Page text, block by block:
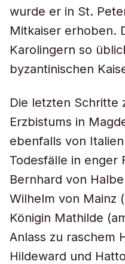
wurde er in St.
Mitkaiser erhoben.
Karolingern so
byzantinischen
Die letzten Schritte
Erzbistums in
ebenfalls von
Todesfälle in enger
Bernhard von
Wilhelm von Mainz
Königin Mathilde
Anlass zu raschem
Hildeward und